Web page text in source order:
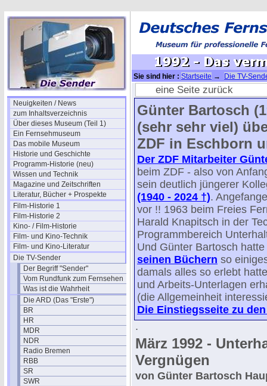
Neuigkeiten / News
zum Inhaltsverzeichnis
Über dieses Museum (Teil 1)
Ein Fernsehmuseum
Das mobile Museum
Historie und Geschichte
Programm-Historie (neu)
Wissen und Technik
Magazine und Zeitschriften
Literatur, Bücher + Prospekte
Film-Historie 1
Film-Historie 2
Kino- / Film-Historie
Film- und Kino-Technik
Film- und Kino-Literatur
Die TV-Sender
Der Begriff "Sender"
Vom Rundfunk zum Fernsehen
Was ist die Wahrheit
Die ARD (Das "Erste")
BR
HR
MDR
NDR
Radio Bremen
RBB
SR
SWR
Sie sind hier : Startseite →
Die TV-
ZDF→ 1992 - Das vermißte Vergnügen
eine Seite zurück
Günter Bartosch
(sehr sehr viel)
ZDF in Eschborn
Der ZDF Mitarbeiter
beim ZDF - also von
sein deutlich jüngerer
(1940 - 2024 †).
vor !! 1963 beim Freies
Harald Knapitsch in der
Programmbereich
Und Günter Bartosch
seinen Büchern so
damals alles so erlebt
und Arbeits-Unterlagen
(die Allgemeinheit
Die Einstiegsseite zu
.
März 1992 -
Vergnügen
von Günter Bartosch